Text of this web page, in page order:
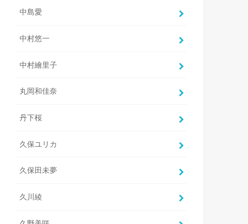
中島愛
中村悠一
中村繪里子
丸岡和佳奈
丹下桜
久保ユリカ
久保田未夢
久川綾